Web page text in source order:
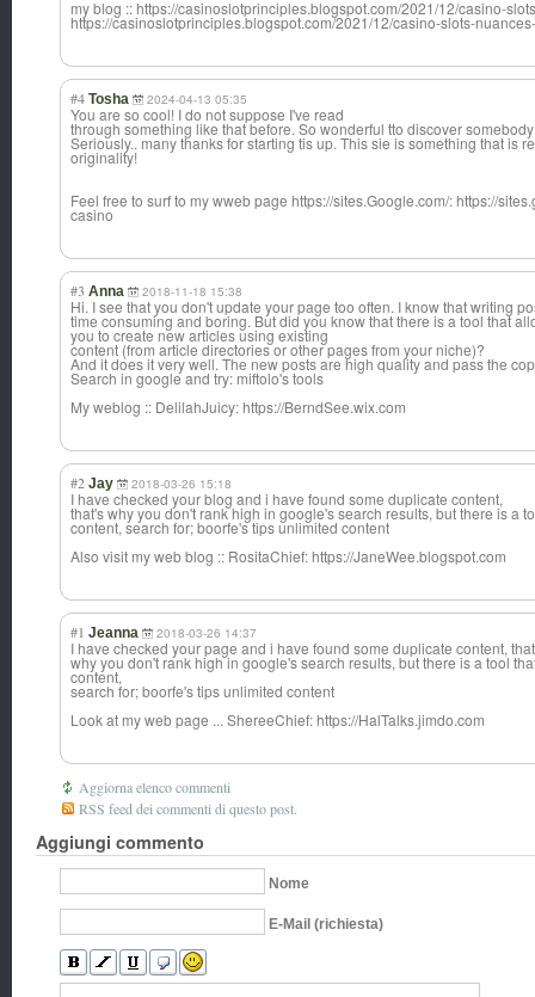
my blog :: https://casinoslotprinciples.blogspot.com/2021/12/casino-
https://casinoslotprinciples.blogspot.com/2021/12/casino-slots-
#4 Tosha 2024-04-13 05:35
You are so cool! I do not suppose I've read
through something like that before. So wonderful tto discover
Seriously.. many thanks for starting tis up. This sie is something that is
originality!
Feel free to surf to my wweb page https://sites.Google.com/: https://
casino
#3 Anna 2018-11-18 15:38
Hi. I see that you don't update your page too often. I know that writing
time consuming and boring. But did you know that there is a tool that
you to create new articles using existing
content (from article directories or other pages from your niche)?
And it does it very well. The new posts are high quality and pass the
Search in google and try: miftolo's tools
My weblog :: DelilahJuicy: https://BerndSee.wix.com
#2 Jay 2018-03-26 15:18
I have checked your blog and i have found some duplicate content,
that's why you don't rank high in google's search results, but there is a
content, search for; boorfe's tips unlimited content
Also visit my web blog :: RositaChief: https://JaneWee.blogspot.com
#1 Jeanna 2018-03-26 14:37
I have checked your page and i have found some duplicate content,
why you don't rank high in google's search results, but there is a tool
content,
search for; boorfe's tips unlimited content
Look at my web page ... ShereeChief: https://HalTalks.jimdo.com
Aggiorna elenco commenti
RSS feed dei commenti di questo post.
Aggiungi commento
Nome
E-Mail (richiesta)